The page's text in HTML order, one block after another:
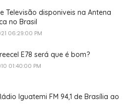
Televisão disponiveis na Antena
no Brasil
06:29:00 PM
E78 será que é bom?
01:40:00 PM
Iguatemi FM 94,1 de Brasília ao